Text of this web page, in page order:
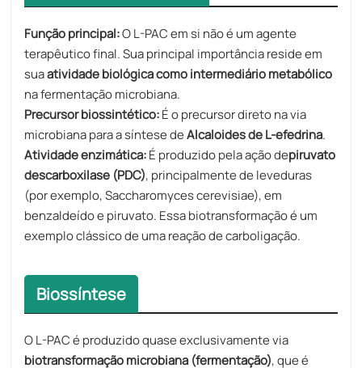
Função principal:​​O L-PAC em si não é um agente
terapêutico final. Sua principal importância reside em
suaatividade biológica como intermediário metabólico
na fermentação microbiana.
Precursor biossintético:É o precursor direto na via
microbiana para a síntese deAlcaloides de L-efedrina.
Atividade enzimática:​​É produzido pela ação depiruvato
descarboxilase (PDC), principalmente de leveduras
(por exemplo, Saccharomyces cerevisiae), em
benzaldeído e piruvato. Essa biotransformação é um
exemplo clássico de uma reação de carboligação.
Biossíntese
O L-PAC é produzido quase exclusivamente via
biotransformação microbiana (fermentação), que é